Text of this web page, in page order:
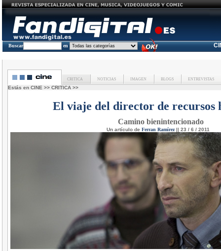
Buscar en
CRITICA NOTICIAS IMAGEN BLOGS ENTREVISTAS
Estás en CINE >> CRITICA >>
El viaje del director de recursos
Camino bienintencionado
Un artículo de Ferran Ramírez|| 23 / 6 / 2011